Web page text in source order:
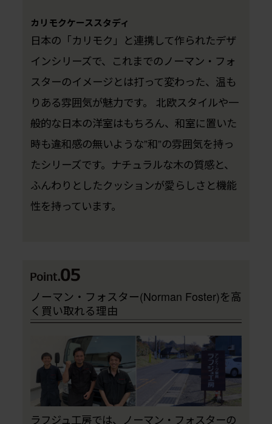
カリモクケーススタディ
日本の「カリモク」と連携して作られたデザ
インシリーズで、これまでのノーマン・フォ
スターのイメージとは打って変わった、温も
りある雰囲気が魅力です。 北欧スタイルや一
般的な日本の洋室はもちろん、和室に置いた
時も違和感の無いような”和”の雰囲気を持っ
たシリーズです。ナチュラルな木の質感と、
ふんわりとしたクッションが愛らしさと機能
性を持っています。
ノーマン・フォスター(Norman Foster)を高
く買い取れる理由
ラフジュ工房では、ノーマン・フォスターの